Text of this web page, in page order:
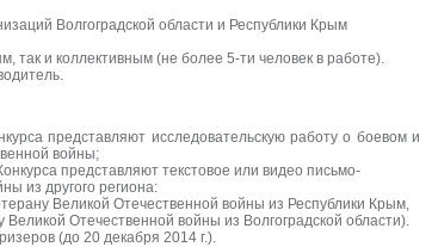
Волгоградской области и Республики Крым
так и коллективным (не более 5-ти человек в работе).
представляют исследовательскую работу о боевом и
войны;
представляют текстовое или видео письмо-
из другого региона:
Великой Отечественной войны из Республики Крым,
Отечественной войны из Волгоградской области).
(до 20 декабря 2014 г.).